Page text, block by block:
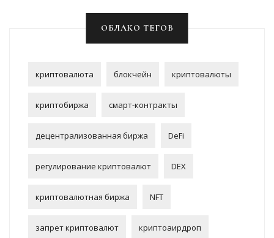
ОБЛАКО ТЕГОВ
криптовалюта блокчейн криптовалюты
криптобиржа смарт-контракты
децентрализованная биржа DeFi
регулирование криптовалют DEX
криптовалютная биржа NFT
запрет криптовалют криптоаирдроп